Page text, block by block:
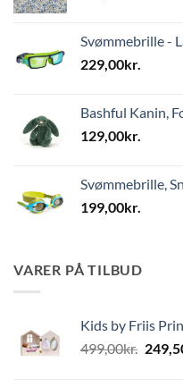
Svømmebrille -
229,00kr.
Bashful Kanin,
129,00kr.
Svømmebrille,
199,00kr.
VARER PÅ TILBUD
Kids by Friis
499,00kr. Den